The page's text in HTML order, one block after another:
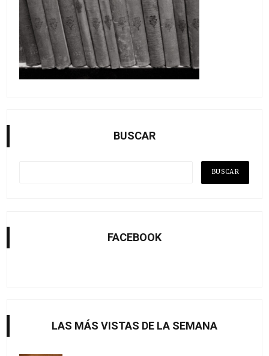
BUSCAR
FACEBOOK
LAS MÁS VISTAS DE LA SEMANA